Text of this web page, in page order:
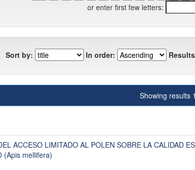
or enter first few letters:
Sort by: In order:
Showing results
ACCESO LIMITADO AL POLEN SOBRE LA CALIDAD
(Apis mellifera)